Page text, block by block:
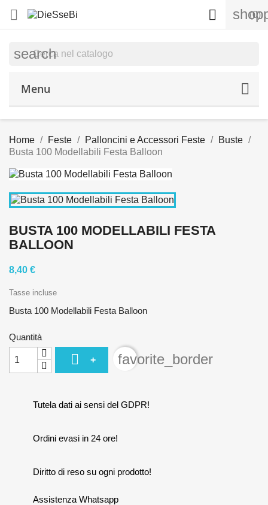
 (0)

search
Menu
Home Feste Palloncini e Accessori Feste
Buste
Busta 100 Modellabili Festa Balloon
BUSTA 100 MODELLABILI FESTA
BALLOON
8,40 €
Tasse incluse
Busta 100 Modellabili Festa Balloon
Quantità
 + favorite_border
Tutela dati ai sensi del GDPR!
Ordini evasi in 24 ore!
Diritto di reso su ogni prodotto!
Assistenza Whatsapp